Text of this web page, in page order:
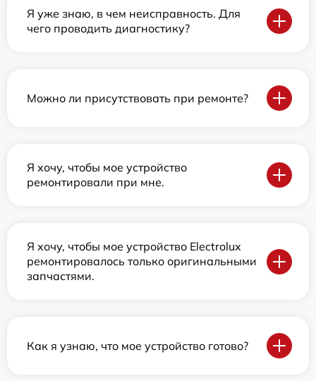
Я уже знаю, в чем неисправность. Для
чего проводить диагностику?
Можно ли присутствовать при ремонте?
Я хочу, чтобы мое устройство
ремонтировали при мне.
Я хочу, чтобы мое устройство Electrolux
ремонтировалось только оригинальными
запчастями.
Как я узнаю, что мое устройство готово?